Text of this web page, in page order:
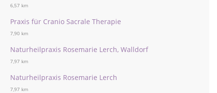
6,57 km
Praxis für Cranio Sacrale Therapie
7,90 km
Naturheilpraxis Rosemarie Lerch, Walldorf
7,97 km
Naturheilpraxis Rosemarie Lerch
7,97 km